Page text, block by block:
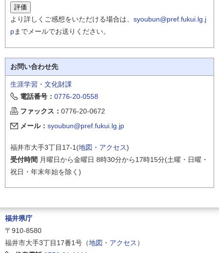
より詳しくご感想をいただける場合は、 syoubun@pref.fukui.lg.j
pまでメールでお送りください。
お問い合わせ先
生涯学習・文化財課
電話番号： 0776-20-0558
ファックス： 0776-20-0672
メール： syoubun@pref.fukui.lg.jp
福井市大手3丁目17-1(地図・アクセス)
受付時間 月曜日から金曜日 8時30分から17時15分(土曜・日曜・
祝日・年末年始を除く)
福井県庁
〒910-8580
福井市大手3丁目17番1号（地図・アクセス ）